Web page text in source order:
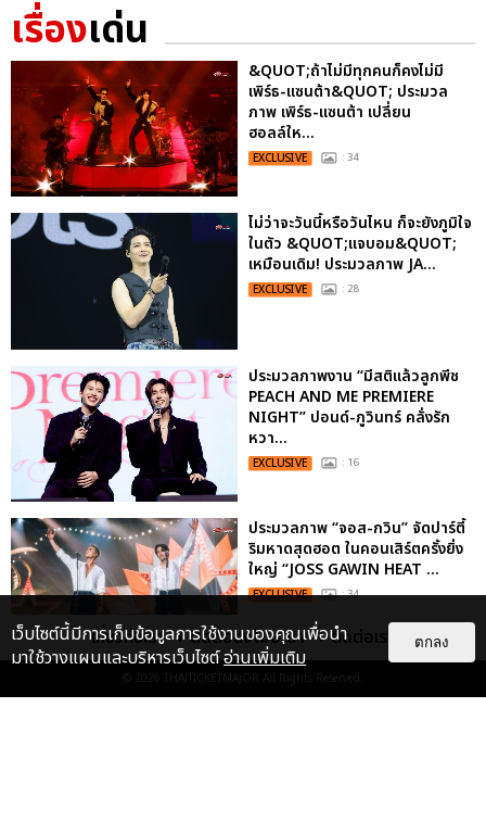
เรื่องเด่น
&QUOT;ถ้าไม่มีทุกคนก็คงไม่มี
เพิร์ธ-แซนต้า&QUOT; ประมวล
ภาพ เพิร์ธ-แซนต้า เปลี่ยน
ฮอลล์ให...
EXCLUSIVE : 34
ไม่ว่าจะวันนี้หรือวันไหน ก็จะยังภูมิใจ
ในตัว &QUOT;แจบอม&QUOT;
เหมือนเดิม! ประมวลภาพ JA...
EXCLUSIVE : 28
ประมวลภาพงาน “มีสติแล้วลูกพีช
PEACH AND ME PREMIERE
NIGHT” ปอนด์-ภูวินทร์ คลั่งรัก
หวา...
EXCLUSIVE : 16
ประมวลภาพ “จอส-กวิน” จัดปาร์ตี้
ริมหาดสุดฮอต ในคอนเสิร์ตครั้งยิ่ง
ใหญ่ “JOSS GAWIN HEAT ...
EXCLUSIVE : 34
“ช่วงเวลาที่ไม่ได้เจอกันพิสูจน์แล้วว่า
รักแท้จะไม่มีวันจางหาย” ประมวล
เกี่ยวกับเรา ติดต่อลงโฆษณา ติดต่อเรา
© 2026 THAITICKETMAJOR All Rights Reserved.
เว็บไซต์นี้มีการเก็บข้อมูลการใช้งานของคุณเพื่อนำ
มาใช้วางแผนและบริหารเว็บไซต์อ่านเพิ่มเติม
ตกลง